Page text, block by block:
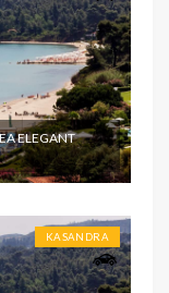
ELEGANT
KASANDRA